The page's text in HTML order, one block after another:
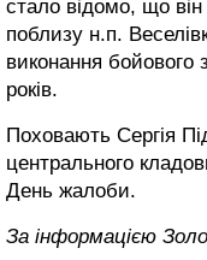
стало відомо, що він
поблизу н.п.
виконання бойового
років.
Поховають Сергія
центрального
День жалоби.
За інформацією